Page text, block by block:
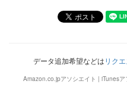
データ追加希望などはリク
Amazon.co.jpアソシエイト | iTunes